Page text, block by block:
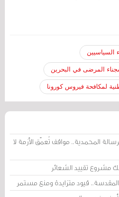
السياسيين
المرضى في البحرين
لمكافحة فيروس كورونا
المحمدية.. مواقف تُعمّق الأزمة لا
مشروع تقييد الشعائر
المقدسة.. قيود متزايدة ومنع مستمر